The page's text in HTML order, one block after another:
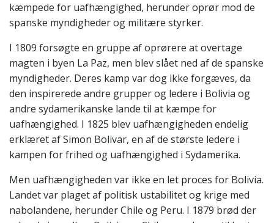
kæmpede for uafhængighed, herunder oprør mod de
spanske myndigheder og militære styrker.
I 1809 forsøgte en gruppe af oprørere at overtage
magten i byen La Paz, men blev slået ned af de spanske
myndigheder. Deres kamp var dog ikke forgæves, da
den inspirerede andre grupper og ledere i Bolivia og
andre sydamerikanske lande til at kæmpe for
uafhængighed. I 1825 blev uafhængigheden endelig
erklæret af Simon Bolivar, en af de største ledere i
kampen for frihed og uafhængighed i Sydamerika.
Men uafhængigheden var ikke en let proces for Bolivia.
Landet var plaget af politisk ustabilitet og krige med
nabolandene, herunder Chile og Peru. I 1879 brød der